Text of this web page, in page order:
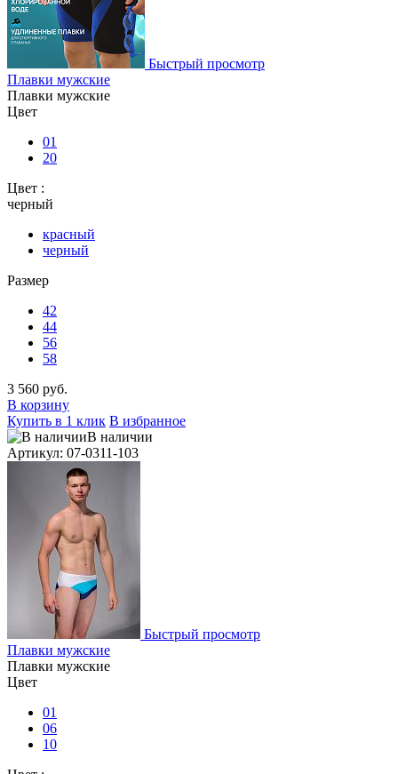
Быстрый просмотр
Плавки мужские
Плавки мужские
Цвет
01
20
Цвет :
черный
красный
черный
Размер
42
44
56
58
3 560 руб.
В корзину
Купить в 1 клик В избранное
В наличии
Артикул: 07-0311-103
Быстрый просмотр
Плавки мужские
Плавки мужские
Цвет
01
06
10